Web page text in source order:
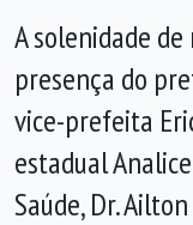
A solenidade
presença do
vice-prefeita
estadual
Saúde, Dr.